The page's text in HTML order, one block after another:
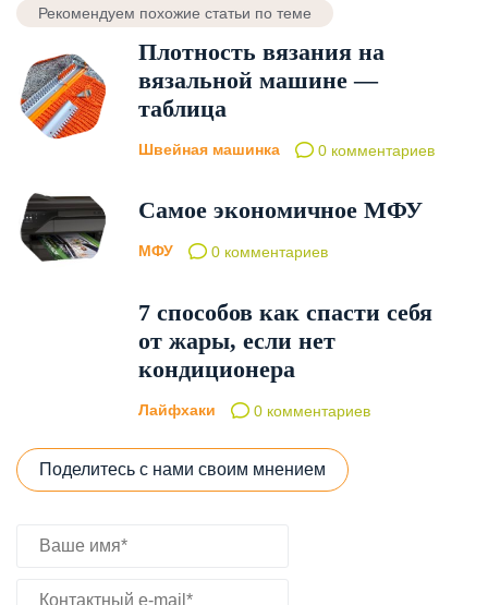
Рекомендуем похожие статьи по теме
Плотность вязания на
вязальной машине —
таблица
Швейная машинка 0 комментариев
Самое экономичное МФУ
МФУ 0 комментариев
7 способов как спасти себя
от жары, если нет
кондиционера
Лайфхаки 0 комментариев
Поделитесь с нами своим мнением